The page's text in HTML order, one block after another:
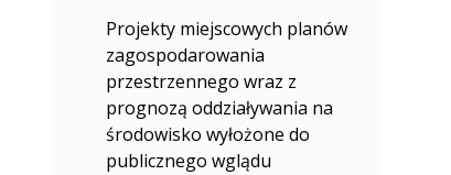
Projekty miejscowych planów
zagospodarowania
przestrzennego wraz z
prognozą oddziaływania na
środowisko wyłożone do
publicznego wglądu